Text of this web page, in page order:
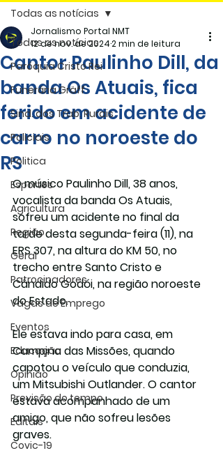
Todas as notícias
Paróquia Cristo Rei
Funerária Gräff
Sind. dos Trab. Rurais
Policiais
Politica
Esportes
Agricultura
Região
Geral
Patrocinadores
Vagas de Emprego
Eventos
Educação
Opinião
Previsão do tempo
Editais
Covic-19
Todas as notícias
Cantor Paulinho Dill, da
banda Os Atuais, fica
ferido em acidente de
carro no noroeste do
RS
Jornalismo Portal NMT
12 de nov. de 20242 min de leitura
O músico Paulinho Dill, 38 anos,
vocalista da banda Os Atuais,
sofreu um acidente no final da
tarde desta segunda-feira (11), na
ERS 307, na altura do KM 50, no
trecho entre Santo Cristo e
Cândido Godói, na região noroeste
do Estado.
Ele estava indo para casa, em
Campina das Missões, quando
capotou o veículo que conduzia,
um Mitsubishi Outlander. O cantor
estava acompanhado de um
amigo, que não sofreu lesões
graves.